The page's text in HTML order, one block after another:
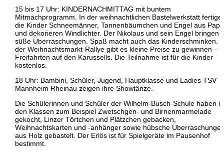
15 bis 17 Uhr: KINDERNACHMITTAG mit buntem
Mitmachprogramm. In der weihnachtlichen Bastelwerkstatt
die Kinder Schneemänner, Tannenbäumchen und Engel aus
und dekorieren Windlichter. Der Nikolaus und sein Engel bringen
süße Überraschungen. Spaß macht auch das Kinderschminken.
der Weihnachtsmarkt-Rallye gibt es kleine Preise zu gewinnen –
Freifahrten auf den Karussells. Die Teilnahme ist für die Kinder
kostenlos.
18 Uhr: Bambini, Schüler, Jugend, Hauptklasse und Ladies TSV
Mannheim Rheinau zeigen ihre Showtänze.
Die Schülerinnen und Schüler der Wilhelm-Busch-Schule haben in
den Klassen zum Beispiel Zwetschgen- und Birnenmarmelade
gekocht, Linzer Törtchen und Plätzchen gebacken,
Weihnachtskarten und -anhänger sowie hübsche
aus Holz gebastelt. Der Erlös ist für Spielgeräte im Pausenhof
bestimmt.